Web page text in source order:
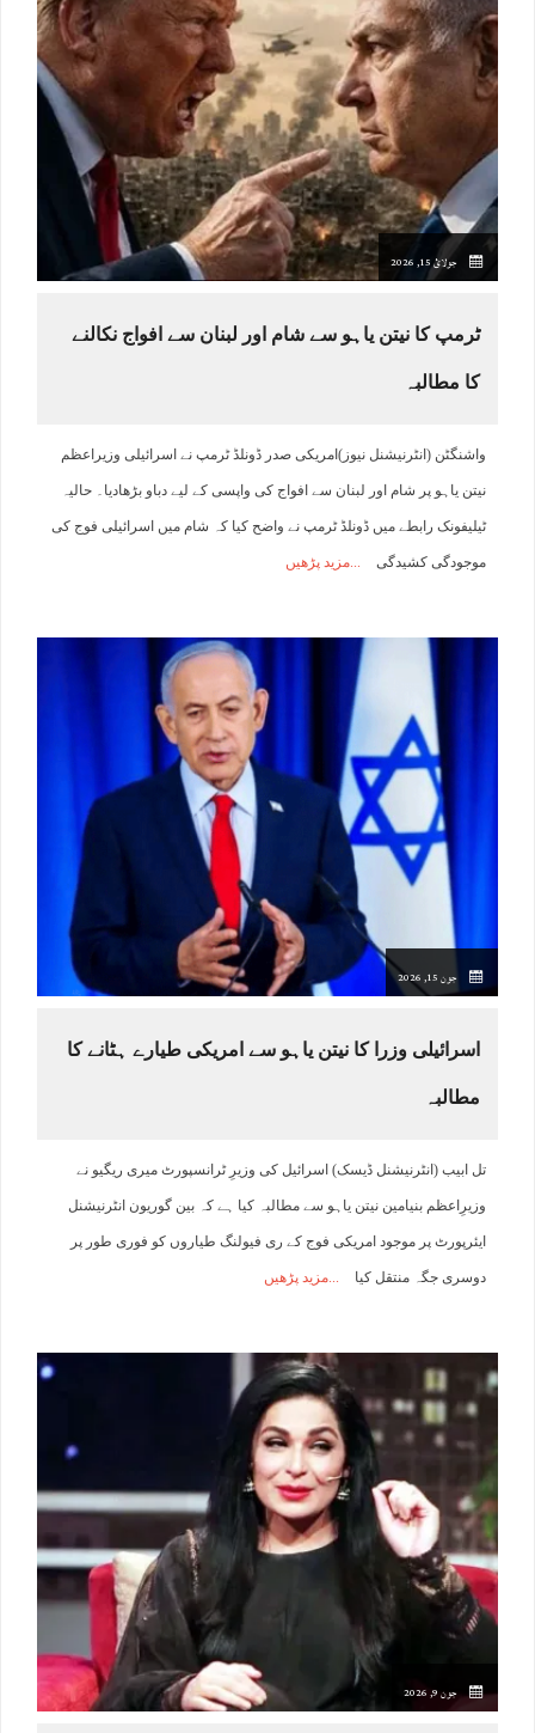
جولائ 15, 2026
ٹرمپ کا نیتن یاہو سے شام اور لبنان سے افواج نکالنے
کا مطالبہ
واشنگٹن (انٹرنیشنل نیوز)امریکی صدر ڈونلڈ ٹرمپ نے اسرائیلی وزیراعظم
نیتن یاہو پر شام اور لبنان سے افواج کی واپسی کے لیے دباو بڑھادیا۔ حالیہ
ٹیلیفونک رابطے میں ڈونلڈ ٹرمپ نے واضح کیا کہ شام میں اسرائیلی فوج کی
موجودگی کشیدگی مزید پڑھیں
جون 15, 2026
اسرائیلی وزرا کا نیتن یاہو سے امریکی طیارے ہٹانے کا
مطالبہ
تل ابیب (انٹرنیشنل ڈیسک) اسرائیل کی وزیرِ ٹرانسپورٹ میری ریگیو نے
وزیرِاعظم بنیامین نیتن یاہو سے مطالبہ کیا ہے کہ بین گوریون انٹرنیشنل
ایئرپورٹ پر موجود امریکی فوج کے ری فیولنگ طیاروں کو فوری طور پر
دوسری جگہ منتقل کیا مزید پڑھیں
جون 9, 2026